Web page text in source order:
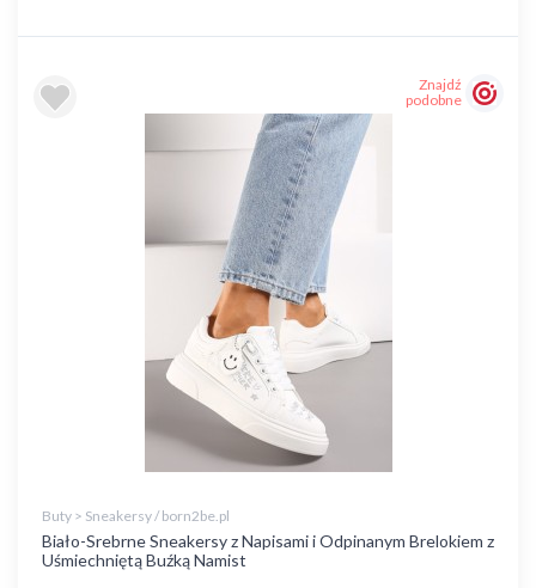
Znajdź
podobne
Buty > Sneakersy / born2be.pl
Biało-Srebrne Sneakersy z Napisami i Odpinanym Brelokiem z
Uśmiechniętą Buźką Namist